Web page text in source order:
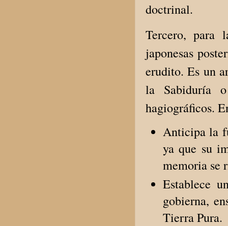
doctrinal.
Tercero, para
japonesas
erudito. Es un
la Sabiduría o
hagiográficos.
Anticipa la
ya que su
memoria se
Establece
gobierna,
Tierra Pura.